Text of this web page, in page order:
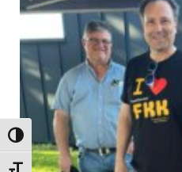
Umschalten auf hohe Kontraste